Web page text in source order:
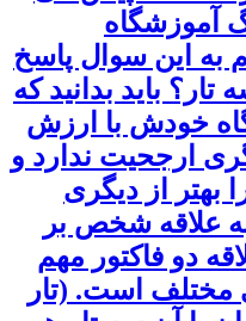
آموزشگاه
به این سوال پاسخ
باید بدانید که
خودش با ارزش
ارجحیت ندارد و
بهتر از دیگری
علاقه شخص بر
دو فاکتور مهم
مختلف است. (تار